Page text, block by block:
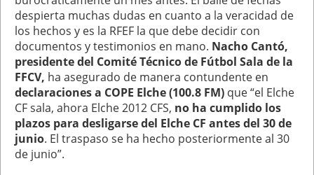
despierta muchas dudas en cuanto a la veracidad de
los hechos y es la RFEF la que debe decidir con
documentos y testimonios en mano. Nacho Cantó,
presidente del Comité Técnico de Fútbol Sala de la
FFCV, ha asegurado de manera contundente en
declaraciones a COPE Elche (100.8 FM) que “el Elche
CF sala, ahora Elche 2012 CFS, no ha cumplido los
plazos para desligarse del Elche CF antes del 30 de
junio. El traspaso se ha hecho posteriormente al 30
de junio”.